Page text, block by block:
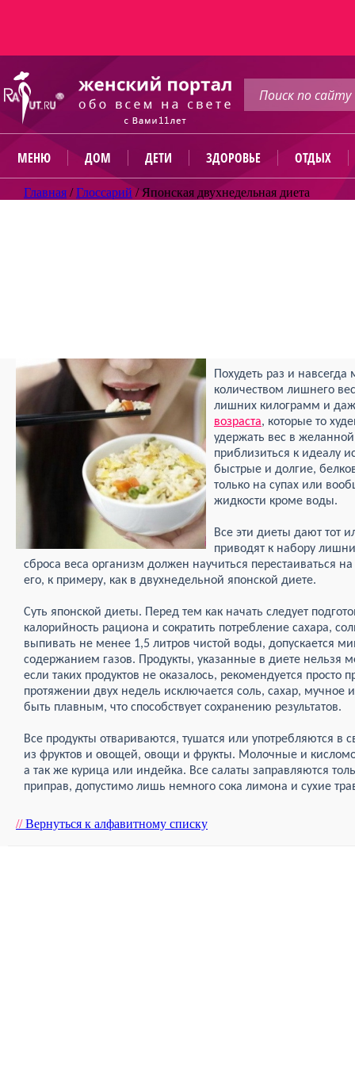
МЕНЮ ДОМ ДЕТИ ЗДОРОВЬЕ ОТДЫХ
Главная /Глоссарий /Японская двухнедельная диета
Похудеть раз и
количеством лишнего
лишних килограмм и
возраста, которые то
удержать вес в
приблизиться к идеалу
быстрые и долгие,
только на супах или
жидкости кроме воды.
Все эти диеты дают тот
приводят к набору
сброса веса организм должен научиться перестаиваться
его, к примеру, как в двухнедельной японской диете.
Суть японской диеты. Перед тем как начать следует
калорийность рациона и сократить потребление сахара,
выпивать не менее 1,5 литров чистой воды, допускается
содержанием газов. Продукты, указанные в диете нельзя
если таких продуктов не оказалось, рекомендуется просто
протяжении двух недель исключается соль, сахар,
быть плавным, что способствует сохранению результатов.
Все продукты отвариваются, тушатся или употребляются
из фруктов и овощей, овощи и фрукты. Молочные и
а так же курица или индейка. Все салаты заправляются
приправ, допустимо лишь немного сока лимона и сухие
//Вернуться к алфавитному списку